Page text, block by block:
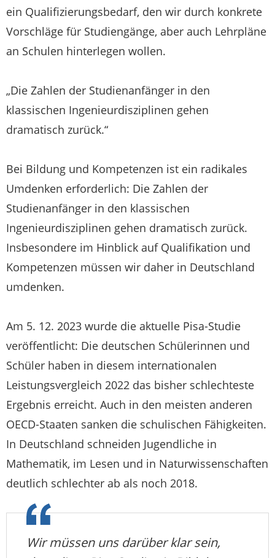
ein Qualifizierungsbedarf, den wir durch konkrete
Vorschläge für Studiengänge, aber auch Lehrpläne
an Schulen hinterlegen wollen.
„Die Zahlen der Studienanfänger in den
klassischen Ingenieurdisziplinen gehen
dramatisch zurück.“
Bei Bildung und Kompetenzen ist ein radikales
Umdenken erforderlich: Die Zahlen der
Studienanfänger in den klassischen
Ingenieurdisziplinen gehen dramatisch zurück.
Insbesondere im Hinblick auf Qualifikation und
Kompetenzen müssen wir daher in Deutschland
umdenken.
Am 5. 12. 2023 wurde die aktuelle Pisa-Studie
veröffentlicht: Die deutschen Schülerinnen und
Schüler haben in diesem internationalen
Leistungsvergleich 2022 das bisher schlechteste
Ergebnis erreicht. Auch in den meisten anderen
OECD-Staaten sanken die schulischen Fähigkeiten.
In Deutschland schneiden Jugendliche in
Mathematik, im Lesen und in Naturwissenschaften
deutlich schlechter ab als noch 2018.
Wir müssen uns darüber klar sein,